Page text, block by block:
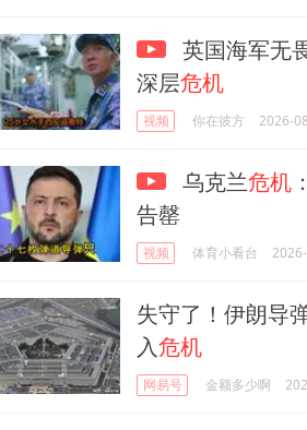
英国海军无
深层危机
视频 你在彼方 2026-
乌克兰危机
告罄
视频 体育小看台
失守了！伊朗导
入危机
网易号 金额多少啊